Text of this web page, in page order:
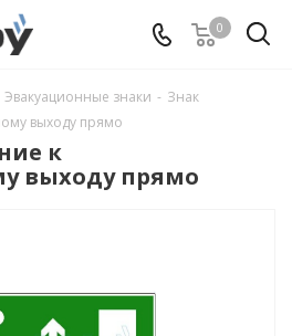
0
Эвакуационные знаки - Знак
выходу прямо
к
выходу прямо